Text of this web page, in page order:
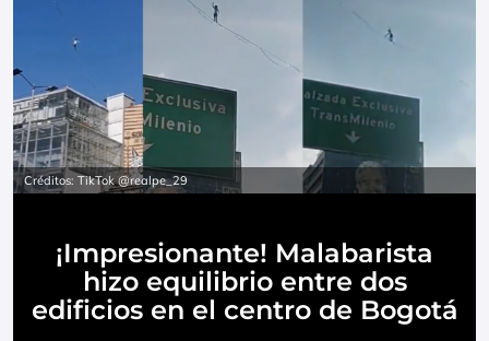
Créditos: TikTok @realpe_29
¡Impresionante! Malabarista
hizo equilibrio entre dos
edificios en el centro de Bogotá